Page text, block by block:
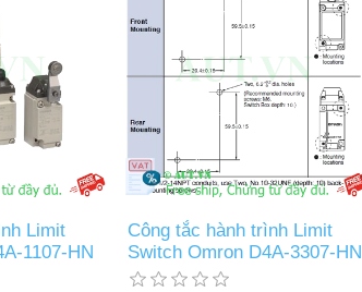
Limit
1107-HN
Công tắc hành trình Limit
Switch Omron D4A-3307-HN